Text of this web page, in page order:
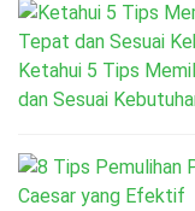
Ketahui 5 Tips
dan Sesuai